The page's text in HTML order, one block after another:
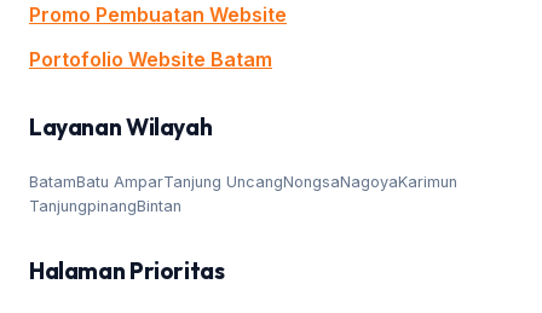
Promo Pembuatan Website
Portofolio Website Batam
Layanan Wilayah
BatamBatu AmparTanjung UncangNongsaNagoyaKarimun
TanjungpinangBintan
Halaman Prioritas